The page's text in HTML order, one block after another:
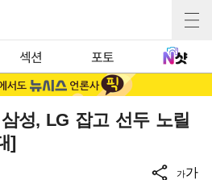
섹션 포토
성, LG 잡고 선두 노릴
]
가가